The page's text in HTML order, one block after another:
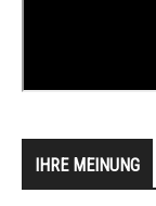
IHRE MEINUNG